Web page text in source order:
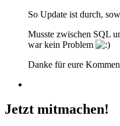
So Update ist durch,
Musste zwischen SQL
war kein Problem
Danke für eure
Jetzt mitmachen!